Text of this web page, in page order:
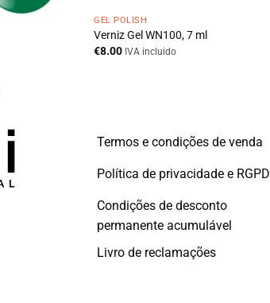
GEL POLISH
Verniz Gel WN100, 7 ml
€8.00 IVA incluido
Termos e condições de venda
Política de privacidade e RGPD
Condições de desconto
permanente acumulável
Livro de reclamações